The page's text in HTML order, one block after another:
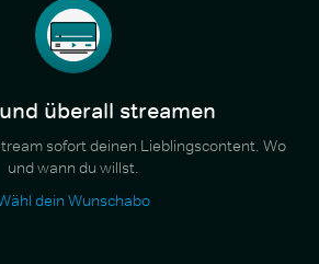
überall streamen
sofort deinen Lieblingscontent. Wo
und wann du willst.
dein Wunschabo